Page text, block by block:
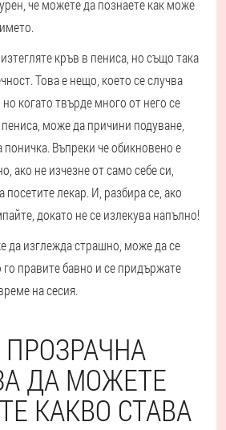
че можете да познаете как може
кръв в пениса, но също така
Това е нещо, което се случва
когато твърде много от него се
може да причини подуване,
поничка. Въпреки че обикновено е
ако не изчезне от само себе си,
лекар. И, разбира се, ако
докато не се излекува напълно!
да изглежда страшно, може да се
го правите бавно и се придържате
на сесия.
ДА МОЖЕТЕ
КАКВО СТАВА